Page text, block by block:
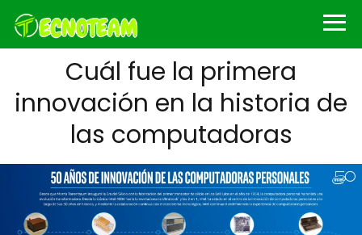
Cuál fue la primera
innovación en la historia de
las computadoras